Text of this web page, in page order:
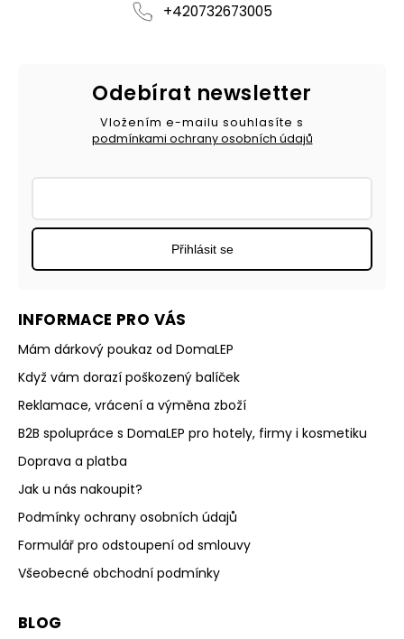
+420732673005
INFORMACE PRO VÁS
Mám dárkový poukaz od DomaLEP
Když vám dorazí poškozený balíček
Reklamace, vrácení a výměna zboží
B2B spolupráce s DomaLEP pro hotely, firmy i kosmetiku
Doprava a platba
Jak u nás nakoupit?
Podmínky ochrany osobních údajů
Formulář pro odstoupení od smlouvy
Všeobecné obchodní podmínky
BLOG
Odebírat newsletter
Vložením e-mailu souhlasíte s
podmínkami ochrany osobních údajů
Přihlásit se